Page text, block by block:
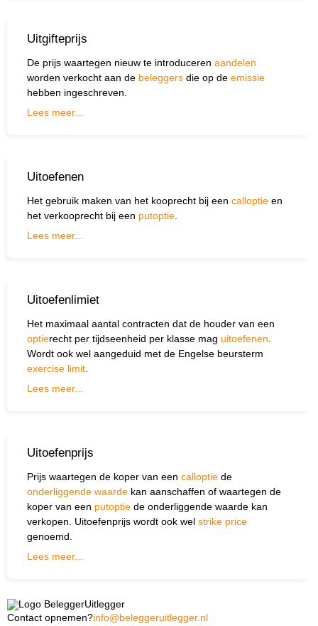
Uitgifteprijs
De prijs waartegen nieuw te introduceren aandelen
worden verkocht aan de beleggers die op de emissie
hebben ingeschreven.
Lees meer...
Uitoefenen
Het gebruik maken van het kooprecht bij een calloptie en
het verkooprecht bij een putoptie.
Lees meer...
Uitoefenlimiet
Het maximaal aantal contracten dat de houder van een
optierecht per tijdseenheid per klasse mag uitoefenen.
Wordt ook wel aangeduid met de Engelse beursterm
exercise limit.
Lees meer...
Uitoefenprijs
Prijs waartegen de koper van een calloptie de
onderliggende waarde kan aanschaffen of waartegen de
koper van een putoptie de onderliggende waarde kan
verkopen. Uitoefenprijs wordt ook wel strike price
genoemd.
Lees meer...
Contact opnemen?info@beleggeruitlegger.nl